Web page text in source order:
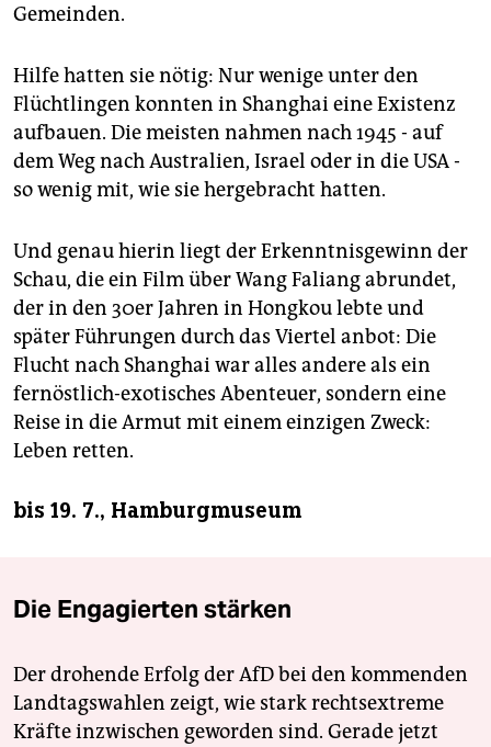
Gemeinden.
Hilfe hatten sie nötig: Nur wenige unter den
Flüchtlingen konnten in Shanghai eine Existenz
aufbauen. Die meisten nahmen nach 1945 - auf
dem Weg nach Australien, Israel oder in die USA -
so wenig mit, wie sie hergebracht hatten.
Und genau hierin liegt der Erkenntnisgewinn der
Schau, die ein Film über Wang Faliang abrundet,
der in den 30er Jahren in Hongkou lebte und
später Führungen durch das Viertel anbot: Die
Flucht nach Shanghai war alles andere als ein
fernöstlich-exotisches Abenteuer, sondern eine
Reise in die Armut mit einem einzigen Zweck:
Leben retten.
bis 19. 7., Hamburgmuseum
Die Engagierten stärken
Der drohende Erfolg der AfD bei den kommenden
Landtagswahlen zeigt, wie stark rechtsextreme
Kräfte inzwischen geworden sind. Gerade jetzt